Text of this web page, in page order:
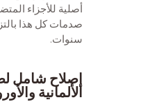
أصلية للأجزاء
سنوات.
إصلاح شامل
الألمانية